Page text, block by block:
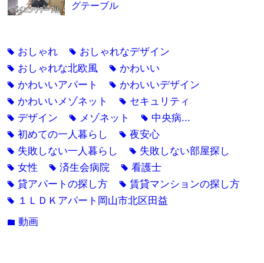
グテーブル
tag おしゃれ tag おしゃれなデザイン
tag おしゃれな北欧風 tag かわいい
tag かわいいアパート tag かわいいデザイン
tag かわいいメゾネット tag セキュリティ
tag デザイン tag メゾネット tag 中央病...
tag初めての一人暮らし tag夜安心
tag 失敗しない一人暮らし tag 失敗しない部屋探し
tag女性 tag済生会病院 tag看護士
tag貸アパートの探し方 tag賃貸マンションの探し方
tag １ＬＤＫアパート岡山市北区田益
folder動画